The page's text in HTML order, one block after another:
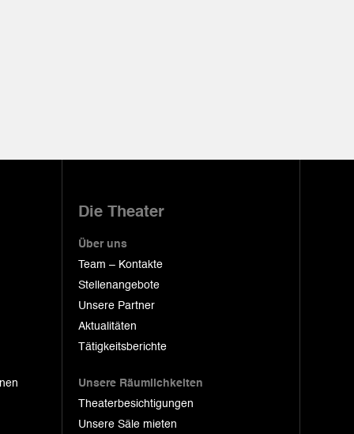
Die Theater
Über uns
Team – Kontakte
Stellenangebote
Unsere Partner
Aktualitäten
Tätigkeitsberichte
Unsere Räumlichkeiten
Theaterbesichtigungen
Unsere Säle mieten